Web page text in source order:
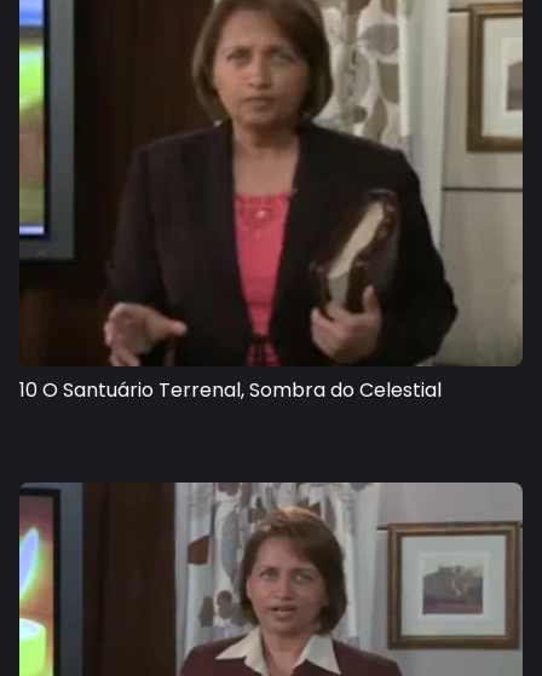
10 O Santuário Terrenal, Sombra do Celestial